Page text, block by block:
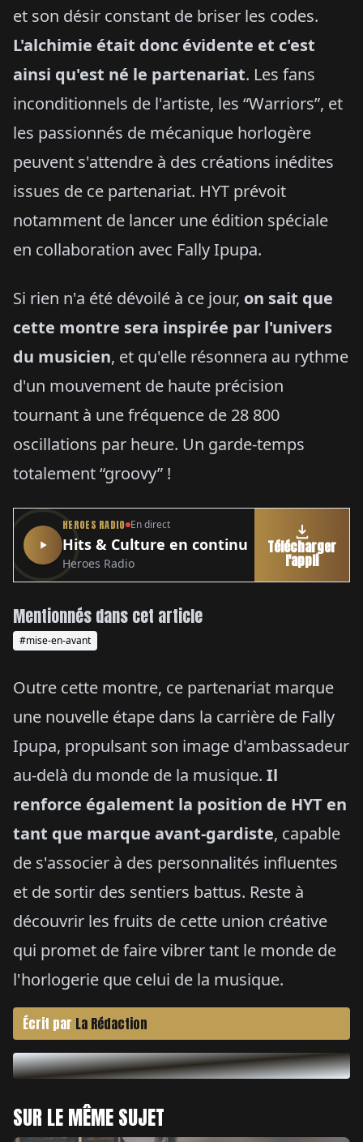
et son désir constant de briser les codes.
L'alchimie était donc évidente et c'est
ainsi qu'est né le partenariat. Les fans
inconditionnels de l'artiste, les “Warriors”, et
les passionnés de mécanique horlogère
peuvent s'attendre à des créations inédites
issues de ce partenariat. HYT prévoit
notamment de lancer une édition spéciale
en collaboration avec Fally Ipupa.
Si rien n'a été dévoilé à ce jour, on sait que
cette montre sera inspirée par l'univers
du musicien, et qu'elle résonnera au rythme
d'un mouvement de haute précision
tournant à une fréquence de 28 800
oscillations par heure. Un garde-temps
totalement “groovy” !
Outre cette montre, ce partenariat marque
une nouvelle étape dans la carrière de Fally
Ipupa, propulsant son image d'ambassadeur
au-delà du monde de la musique. Il
renforce également la position de HYT en
tant que marque avant-gardiste, capable
de s'associer à des personnalités influentes
et de sortir des sentiers battus. Reste à
découvrir les fruits de cette union créative
qui promet de faire vibrer tant le monde de
l'horlogerie que celui de la musique.
HEROES RADIO En direct
Hits & Culture en continu
Heroes Radio
Télécharger
l'appli
Mentionnés dans cet article
#mise-en-avant
Écrit par La Rédaction
SUR LE MÊME SUJET